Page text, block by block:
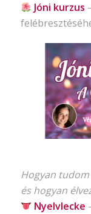
Jóni kurzus
Hogyan
és hogyan
Nyelvlecke